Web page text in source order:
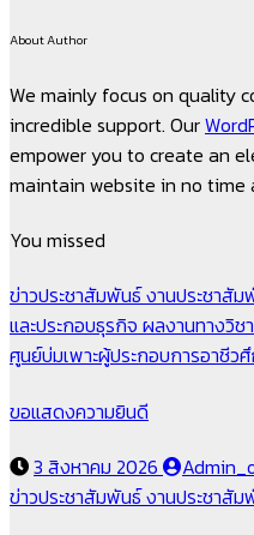
About Author
We mainly focus on quality
incredible support. Our
empower you to create an
maintain website in no time
You missed
ข่าวประชาสัมพันธ์งานประชาสั
และประกอบธุรกิจ ผลงานทางวิช
ศูนย์บ่มเพาะผู้ประกอบการอาชีว
ขอแสดงความยินดี
3 สิงหาคม 2026
ข่าวประชาสัมพันธ์งานประชาสัม